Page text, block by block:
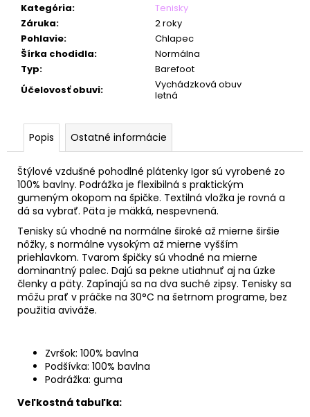
Kategória:
Tenisky
Záruka:
2 roky
Pohlavie:
Chlapec
Šírka chodidla:
Normálna
Typ:
Barefoot
Účelovosť obuvi:
Vychádzková obuv
letná
Popis Ostatné informácie
Štýlové vzdušné pohodlné plátenky Igor sú vyrobené zo
100% bavlny. Podrážka je flexibilná s praktickým
gumeným okopom na špičke. Textilná vložka je rovná a
dá sa vybrať. Päta je mäkká, nespevnená.
Tenisky sú vhodné na normálne široké až mierne širšie
nôžky, s normálne vysokým až mierne vyšším
priehlavkom. Tvarom špičky sú vhodné na mierne
dominantný palec. Dajú sa pekne utiahnuť aj na úzke
členky a päty. Zapínajú sa na dva suché zipsy. Tenisky sa
môžu prať v práčke na 30°C na šetrnom programe, bez
použitia aviváže.
Zvršok: 100% bavlna
Podšívka: 100% bavlna
Podrážka: guma
Veľkostná tabuľka:
m
e